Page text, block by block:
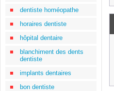
dentiste homéopathe
horaires dentiste
hôpital dentaire
blanchiment des dents
dentiste
implants dentaires
bon dentiste